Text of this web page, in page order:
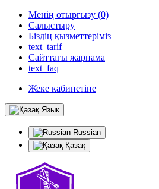
Менің отырғызу (0)
Салыстыру
Біздің қызметтеріміз
text_tarif
Сайттағы жарнама
text_faq
Жеке кабинетіне
Язык
Russian
Қазақ